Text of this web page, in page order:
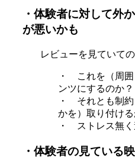
・体験者に対して外
が悪いかも
レビューを見ていて
・ これを（周
ンツにするのか？
・ それとも制
かを）取り付ける
・ ストレス無く
・体験者の見ている